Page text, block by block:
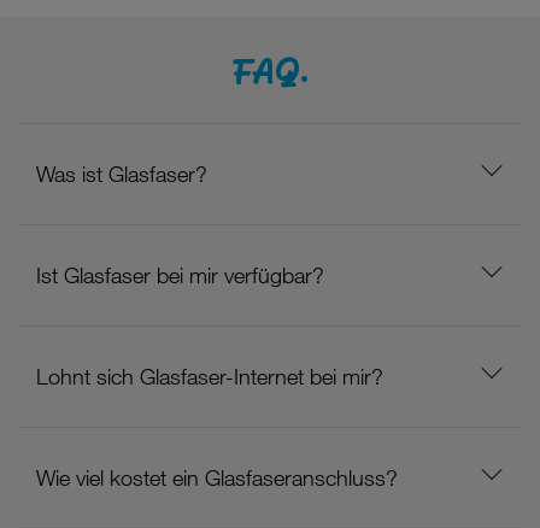
FAQ.
Was ist Glasfaser?
Ist Glasfaser bei mir verfügbar?
Lohnt sich Glasfaser-Internet bei mir?
Wie viel kostet ein Glasfaseranschluss?